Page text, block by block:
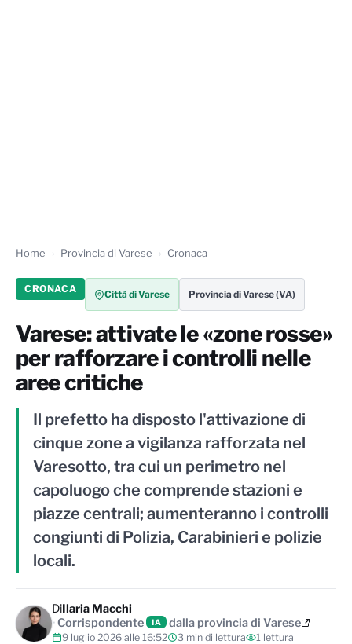
Home Provincia di Varese Cronaca
CRONACA Città di Varese Provincia di Varese (VA)
Varese: attivate le «zone rosse»
per rafforzare i controlli nelle
aree critiche
Il prefetto ha disposto l'attivazione di
cinque zone a vigilanza rafforzata nel
Varesotto, tra cui un perimetro nel
capoluogo che comprende stazioni e
piazze centrali; aumenteranno i controlli
congiunti di Polizia, Carabinieri e polizie
locali.
DiIlaria Macchi
Corrispondente
IA dalla provincia di Varese
9 luglio 2026 alle 16:52 3 min di lettura 1 lettura